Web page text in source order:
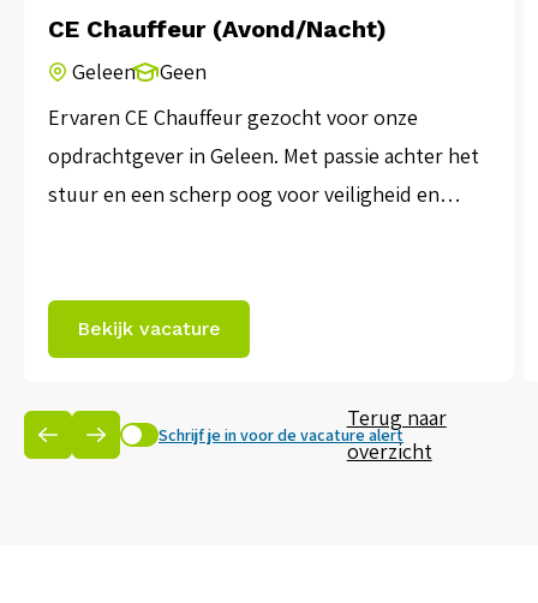
CE Chauffeur (Avond/Nacht)
Geleen
Geen
Ervaren CE Chauffeur gezocht voor onze
opdrachtgever in Geleen. Met passie achter het
stuur en een scherp oog voor veiligheid en
zelfstandige en afwisselende functie ben je
dagelijks onderweg en draag je bij aan het
processen. Over […]
Bekijk vacature
Schrijf je in voor de vacature alert
Terug naar
overzicht